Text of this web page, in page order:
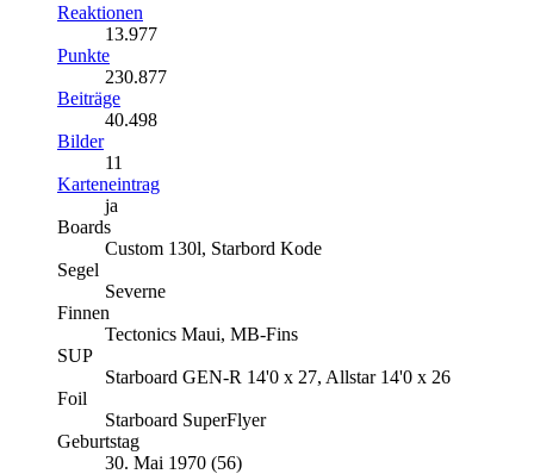
Reaktionen
13.977
Punkte
230.877
Beiträge
40.498
Bilder
11
Karteneintrag
ja
Boards
Custom 130l, Starbord Kode
Segel
Severne
Finnen
Tectonics Maui, MB-Fins
SUP
Starboard GEN-R 14'0 x 27, Allstar 14'0 x 26
Foil
Starboard SuperFlyer
Geburtstag
30. Mai 1970 (56)